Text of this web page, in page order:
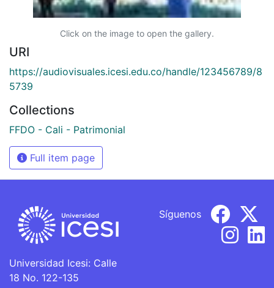
Click on the image to open the gallery.
URI
https://audiovisuales.icesi.edu.co/handle/123456789/8
5739
Collections
FFDO - Cali - Patrimonial
Full item page
Universidad Icesi: Calle
18 No. 122-135
Síguenos